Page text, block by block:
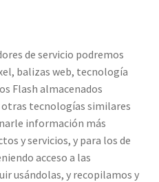
de servicio podremos
balizas web, tecnología
Flash almacenados
otras tecnologías similares
información más
y servicios, y para los de
acceso a las
usándolas, y recopilamos y